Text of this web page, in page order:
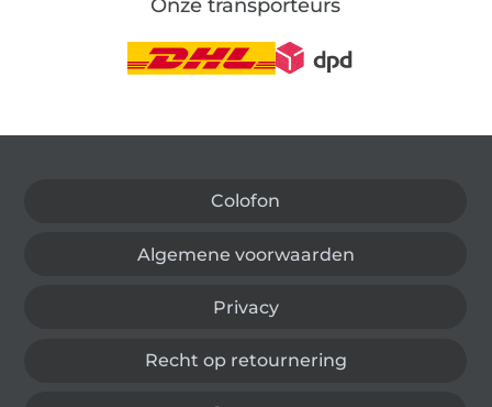
Onze transporteurs
Colofon
Algemene voorwaarden
Privacy
Recht op retournering